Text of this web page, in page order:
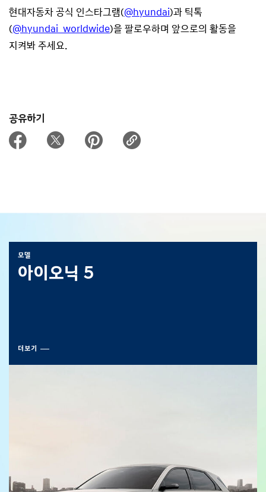
현대자동차 공식 인스타그램(@hyundai)과 틱톡
(@hyundai_worldwide)을 팔로우하며 앞으로의 활동을
지켜봐 주세요.
공유하기
모델
아이오닉 5
더보기